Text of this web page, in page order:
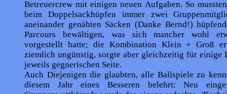
Betreuercrew mit einigen neuen Aufgaben. So
beim Doppelsackhüpfen immer zwei
aneinander genähten Säcken (Danke Bernd!)
Parcours bewältigen, was sich mancher wohl
vorgestellt hatte; die Kombination Klein + Groß
ziemlich ungünstig, sorgte aber gleichzeitig für einige
jeweils gegnerischen Seite.
Auch Diejenigen die glaubten, alle Ballspiele zu
diesem Jahr eines Besseren belehrt: Neu